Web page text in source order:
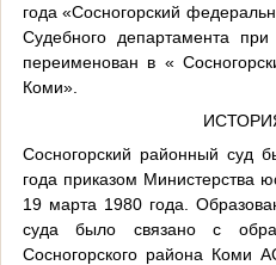
года «Сосногорский
Судебного департамента
переименован в «
Коми».
Сосногорский районный суд
года приказом
19 марта 1980 года.
суда было связано с
Сосногорского района Коми